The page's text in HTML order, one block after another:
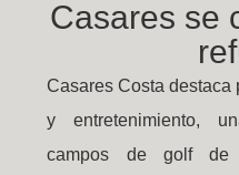
Casares se
Casares Costa destaca
y entretenimiento,
campos de golf de